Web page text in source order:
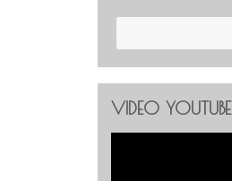
VIDEO YOUTUBE